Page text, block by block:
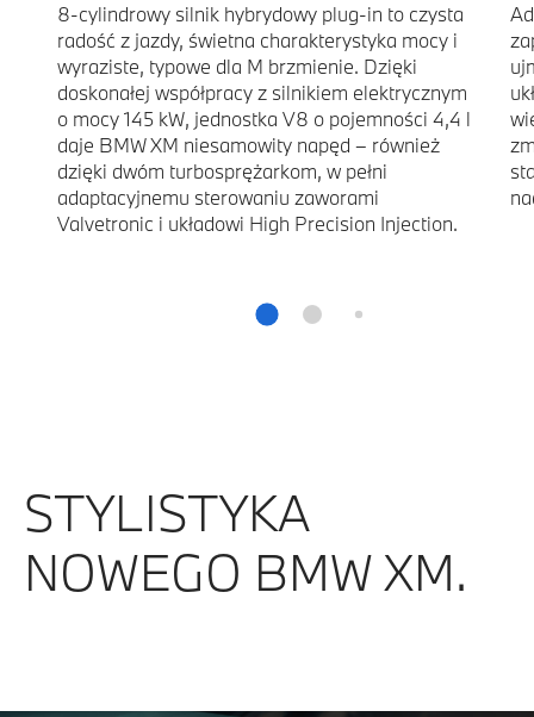
8-cylindrowy silnik hybrydowy plug-in to czysta
radość z jazdy, świetna charakterystyka mocy i
wyraziste, typowe dla M brzmienie. Dzięki
doskonałej współpracy z silnikiem elektrycznym
o mocy 145 kW, jednostka V8 o pojemności 4,4 l
daje BMW XM niesamowity napęd – również
dzięki dwóm turbosprężarkom, w pełni
adaptacyjnemu sterowaniu zaworami
Valvetronic i układowi High Precision Injection.
STYLISTYKA
NOWEGO BMW XM.